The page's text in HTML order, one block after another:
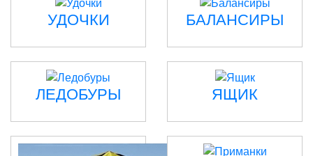
УДОЧКИ БАЛАНСИРЫ
ЛЕДОБУРЫ ЯЩИК